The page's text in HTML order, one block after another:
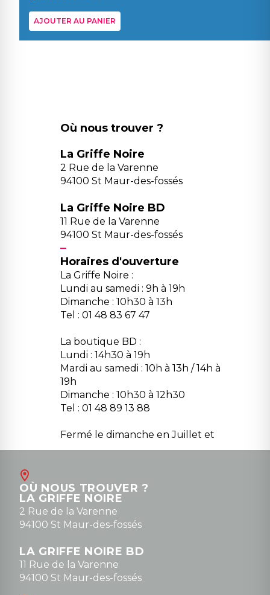
AJOUTER AU PANIER
Où nous trouver ?
La Griffe Noire
2 Rue de la Varenne
94100 St Maur-des-fossés
La Griffe Noire BD
11 Rue de la Varenne
94100 St Maur-des-fossés
Horaires d'ouverture
La Griffe Noire :
Lundi au samedi : 9h à 19h
Dimanche : 10h30 à 13h
Tel : 01 48 83 67 47
La boutique BD :
Lundi : 14h30 à 19h
Mardi au samedi : 10h à 13h / 14h à
19h
Dimanche : 10h30 à 12h30
Tel : 01 48 89 13 88
Fermé le dimanche en Juillet et
Août
contact@la-griffe-noire.com
0148836747
OÙ NOUS TROUVER ?
LA GRIFFE NOIRE
2 Rue de la Varenne
94100 St Maur-des-fossés
LA GRIFFE NOIRE BD
11 Rue de la Varenne
94100 St Maur-des-fossés